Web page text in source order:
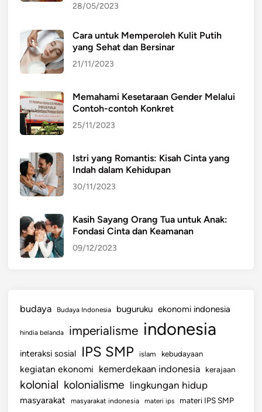
A
N
G
E
T
E
R
A
K
A
28/05/2023
Cara untuk Memperoleh Kulit Putih
yang Sehat dan Bersinar
21/11/2023
Memahami Kesetaraan Gender Melalui
Contoh-contoh Konkret
25/11/2023
Istri yang Romantis: Kisah Cinta yang
Indah dalam Kehidupan
30/11/2023
Kasih Sayang Orang Tua untuk Anak:
Fondasi Cinta dan Keamanan
09/12/2023
budaya Budaya Indonesia buguruku ekonomi indonesia
hindia belanda imperialisme indonesia
interaksi sosial IPS SMP islam kebudayaan
kegiatan ekonomi kemerdekaan indonesia kerajaan
kolonial kolonialisme lingkungan hidup
masyarakat masyarakat indonesia materi ips materi IPS SMP